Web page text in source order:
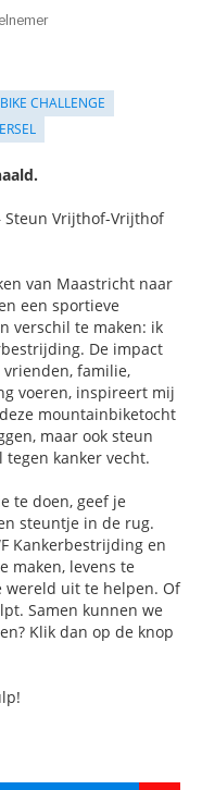
BIKE CHALLENGE
Steun Vrijthof-Vrijthof
van Maastricht naar
een sportieve
verschil te maken: ik
De impact
familie,
voeren, inspireert mij
mountainbiketocht
maar ook steun
kanker vecht.
te doen, geef je
steuntje in de rug.
Kankerbestrijding en
maken, levens te
uit te helpen. Of
Samen kunnen we
Klik dan op de knop